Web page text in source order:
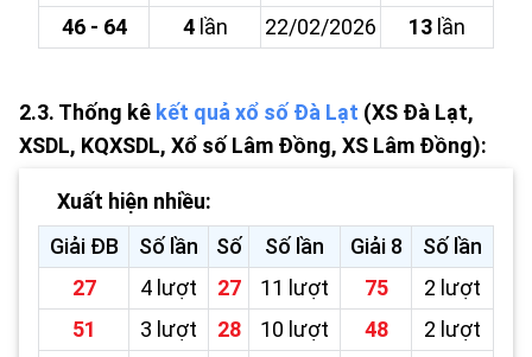
46 - 64
4lần 22/02/2026 13 lần
2.3. Thống kê kết quả xổ số Đà Lạt (XS Đà Lạt,
XSDL, KQXSDL, Xổ số Lâm Đồng, XS Lâm Đồng):
Xuất hiện nhiều:
Giải ĐB
Số lần Số Số lần Giải 8
Số lần
27
4 lượt 27 11 lượt 75
2 lượt
51
3 lượt 28 10 lượt 48
2 lượt